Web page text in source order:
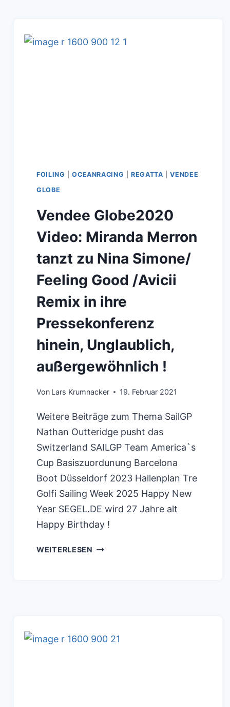
DIE
FOILING |OCEANRACING |REGATTA |VENDEE
GLOBE
Vendee Globe2020
Video: Miranda Merron
tanzt zu Nina Simone/
Feeling Good /Avicii
Remix in ihre
Pressekonferenz
hinein, Unglaublich,
außergewöhnlich !
Von Lars Krumnacker 19. Februar 2021
Weitere Beiträge zum Thema SailGP
Nathan Outteridge pusht das
Switzerland SAILGP Team America`s
Cup Basiszuordunung Barcelona
Boot Düsseldorf 2023 Hallenplan Tre
Golfi Sailing Week 2025 Happy New
Year SEGEL.DE wird 27 Jahre alt
Happy Birthday !
WEITERLESEN VENDEE
ZU